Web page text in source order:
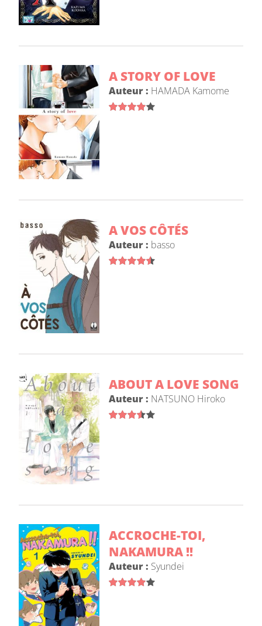
A STORY OF LOVE
Auteur : HAMADA Kamome
A VOS CÔTÉS
Auteur : basso
ABOUT A LOVE SONG
Auteur : NATSUNO Hiroko
ACCROCHE-TOI,
NAKAMURA !!
Auteur : Syundei